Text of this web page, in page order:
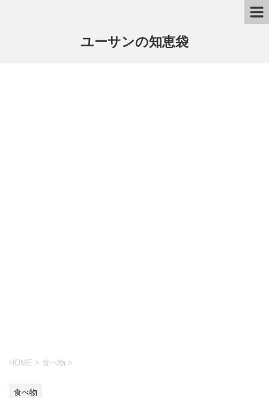
ユーサンの知恵袋
HOME > 食べ物 >
食べ物